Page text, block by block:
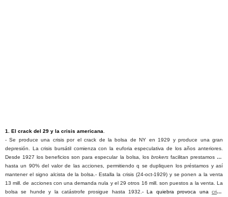
1. El crack del 29 y la crisis americana
- Se produce una crisis por el crack de la bolsa de NY en 1929 y produce una gran
depresión. La crisis bursátil comienza con la euforia especulativa de los años anteriores.
Desde 1927 los beneficios son para especular la bolsa, los brokersfacilitan prestamos de
hasta un 90% del valor de las acciones, permitiendo q se dupliquen los préstamos y así
mantener el signo alcista de la bolsa.- Estalla la crisis (24-oct-1929) y se ponen a la venta
13 mill. de acciones con una demanda nula y el 29 otros 16 mill. son puestos a la venta. La
bolsa se hunde y la catástrofe prosigue hasta 1932.- La quiebra provoca unacrisis